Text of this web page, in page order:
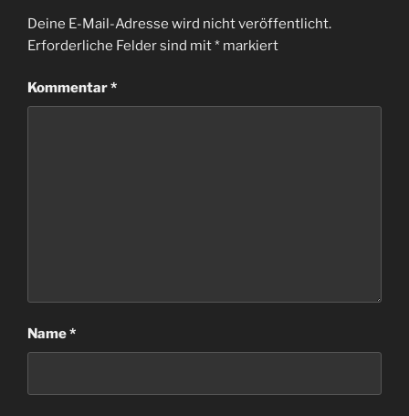
Deine E-Mail-Adresse wird nicht veröffentlicht.
Erforderliche Felder sind mit* markiert
Kommentar*
Name*